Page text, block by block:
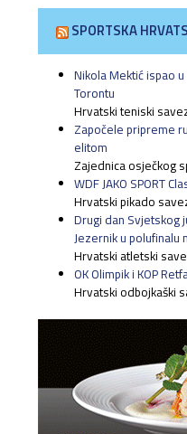
SPORTSKA
Nikola Mektić ispao
Torontu
Hrvatski teniski
Započele pripreme
elitom
Zajednica osječkog
WDF JAKO SPORT
Hrvatski pikado
Drugi dan Svjetskog
Jezernik u polufinalu
Hrvatski atletski
OK Olimpik i KOP
Hrvatski odbojkaški